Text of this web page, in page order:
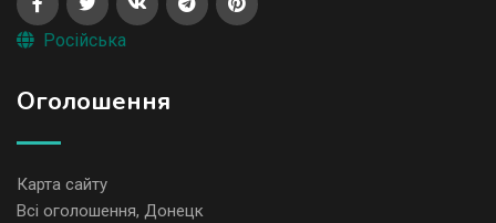
Російська
Оголошення
Карта сайту
Всі оголошення, Донецк